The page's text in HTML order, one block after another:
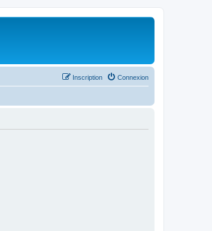
Connexion
Inscription